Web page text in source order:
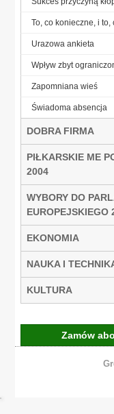
To, co konieczne, i to,
Urazowa ankieta
Wpływ zbyt
Zapomniana wieś
Świadoma absencja
DOBRA FIRMA
PIŁKARSKIE ME
2004
WYBORY DO
EUROPEJSKIEGO
EKONOMIA
NAUKA I
KULTURA
Zamów